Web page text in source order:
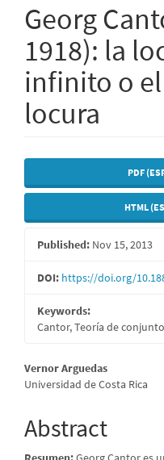
Georg
1918): la
inﬁnito o
locura
Article
Sidebar
PDF
HTML
Published: Nov 15, 2013
DOI: https://doi.org/
Keywords:
Cantor, Teoría de
Main
Article
Content
Vernor Arguedas
Universidad de Costa Rica
Abstract